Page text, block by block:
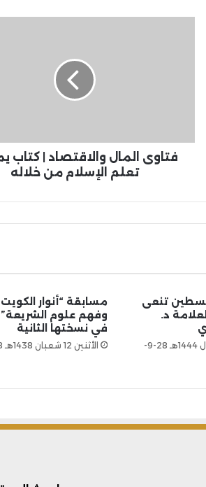
فتاوى المال والاقتصاد | كتاب
تعلم الإسلام من خلاله
تنعى
د.
الأربعاء 2 ربيع الأول 1444هـ 28-9-
مسابقة “أنوار
وفهم علوم
في نسختها الثانية
الأثنين 12 شعبان 1438هـ 8-5-2017م